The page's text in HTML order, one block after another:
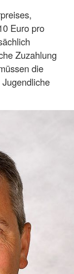
Euro pro
Zuzahlung
die